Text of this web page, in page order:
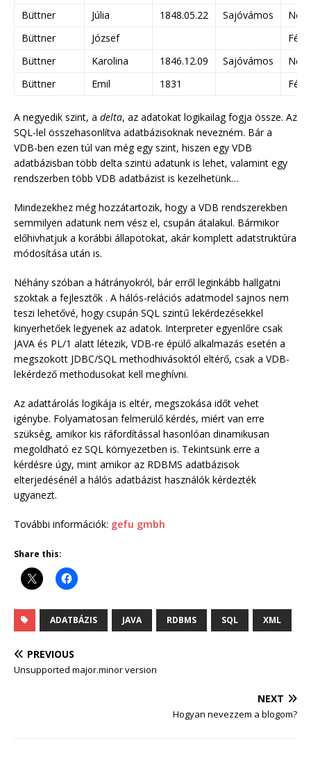
Büttner Júlia 1848.05.22 Sajóvámos
Nő
Büttner
József
Férfi
Büttner
Karolina 1846.12.09 Sajóvámos
Nő
Büttner
Emil 1831 Férfi
A negyedik szint, a delta, az adatokat logikailag fogja össze. Az
SQL-lel összehasonlítva adatbázisoknak nevezném. Bár a
VDB-ben ezen túl van még egy szint, hiszen egy VDB
adatbázisban több delta szintü adatunk is lehet, valamint egy
rendszerben több VDB adatbázist is kezelhetünk…
Mindezekhez még hozzátartozik, hogy a VDB rendszerekben
semmilyen adatunk nem vész el, csupán átalakul. Bármikor
előhivhatjuk a korábbi állapotokat, akár komplett adatstruktúra
módosítása után is.
Néhány szóban a hátrányokról, bár erről leginkább hallgatni
szoktak a fejlesztők . A hálós-relációs adatmodel sajnos nem
teszi lehetővé, hogy csupán SQL szintű lekérdezésekkel
kinyerhetőek legyenek az adatok. Interpreter egyenlőre csak
JAVA és PL/1 alatt létezik, VDB-re épülő alkalmazás esetén a
megszokott JDBC/SQL methodhivásoktól eltérő, csak a VDB-
lekérdező methodusokat kell meghívni.
Az adattárolás logikája is eltér, megszokása időt vehet
igénybe. Folyamatosan felmerülő kérdés, miért van erre
szükség, amikor kis ráfordítással hasonlóan dinamikusan
megoldható ez SQL környezetben is. Tekintsünk erre a
kérdésre úgy, mint amikor az RDBMS adatbázisok
elterjedésénél a hálós adatbázist használók kérdezték
ugyanezt.
További információk: gefu gmbh
Share this:
ADATBÁZIS JAVA RDBMS SQL XML
PREVIOUS
Unsupported major.minor version
NEXT
Hogyan nevezzem a blogom?